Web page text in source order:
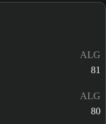
ALG
81
ALG
80